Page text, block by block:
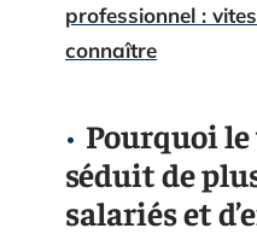
professionnel :
connaître
Pourquoi
séduit de
salariés et